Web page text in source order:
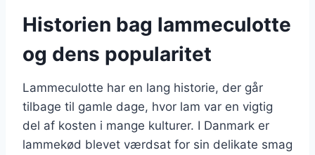
Historien bag lammeculotte
og dens popularitet
Lammeculotte har en lang historie, der går
tilbage til gamle dage, hvor lam var en vigtig
del af kosten i mange kulturer. I Danmark er
lammekød blevet værdsat for sin delikate smag